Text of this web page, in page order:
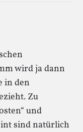
wird ja dann
in den
Zu
und
sind natürlich